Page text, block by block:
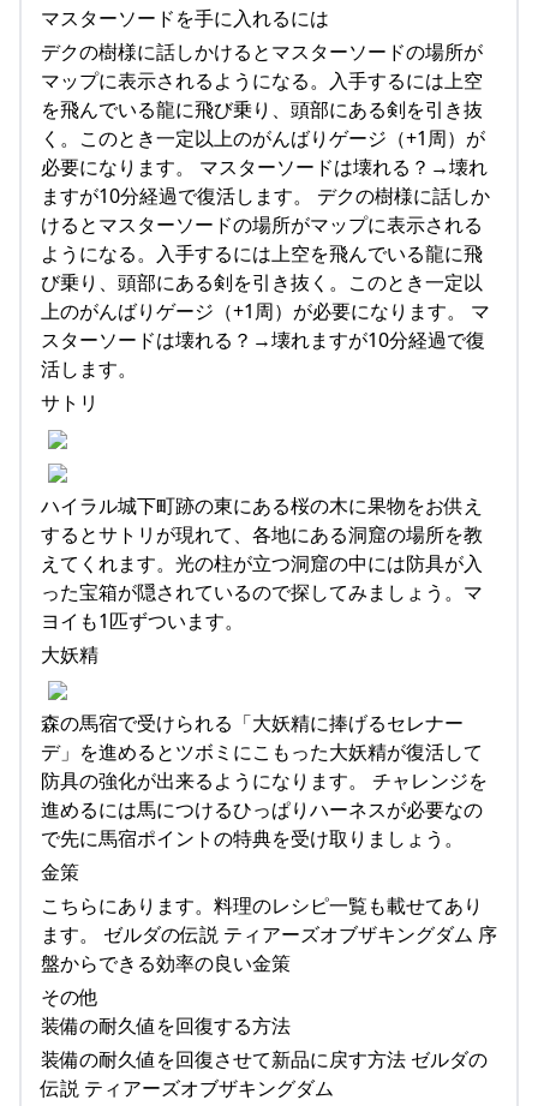
マスターソードを手に入れるには
デクの樹様に話しかけるとマスターソードの場所が
マップに表示されるようになる。入手するには上空
を飛んでいる龍に飛び乗り、頭部にある剣を引き抜
く。このとき一定以上のがんばりゲージ（+1周）が
必要になります。 マスターソードは壊れる？→壊れ
ますが10分経過で復活します。 デクの樹様に話しか
けるとマスターソードの場所がマップに表示される
ようになる。入手するには上空を飛んでいる龍に飛
び乗り、頭部にある剣を引き抜く。このとき一定以
上のがんばりゲージ（+1周）が必要になります。 マ
スターソードは壊れる？→壊れますが10分経過で復
活します。
サトリ
ハイラル城下町跡の東にある桜の木に果物をお供え
するとサトリが現れて、各地にある洞窟の場所を教
えてくれます。光の柱が立つ洞窟の中には防具が入
った宝箱が隠されているので探してみましょう。マ
ヨイも1匹ずついます。
大妖精
森の馬宿で受けられる「大妖精に捧げるセレナー
デ」を進めるとツボミにこもった大妖精が復活して
防具の強化が出来るようになります。 チャレンジを
進めるには馬につけるひっぱりハーネスが必要なの
で先に馬宿ポイントの特典を受け取りましょう。
金策
こちらにあります。料理のレシピ一覧も載せてあり
ます。 ゼルダの伝説 ティアーズオブザキングダム 序
盤からできる効率の良い金策
その他
装備の耐久値を回復する方法
装備の耐久値を回復させて新品に戻す方法 ゼルダの
伝説 ティアーズオブザキングダム